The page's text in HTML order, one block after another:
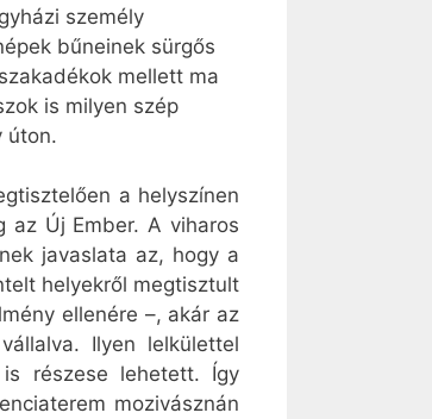
személy
bűneinek sürgős
mellett ma
is milyen szép
úton.
a helyszínen
az Új Ember. A viharos
javaslata az, hogy a
helyekről megtisztult
ellenére –, akár az
Ilyen lelkülettel
részese lehetett. Így
mozivásznán